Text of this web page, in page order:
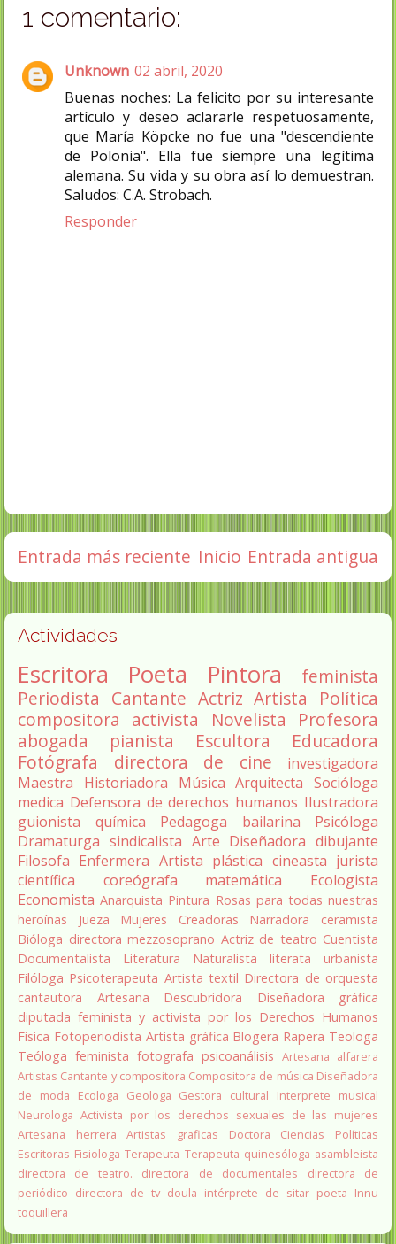
1 comentario:
Unknown 02 abril, 2020
Buenas noches: La felicito por su interesante
artículo y deseo aclararle respetuosamente,
que María Köpcke no fue una "descendiente
de Polonia". Ella fue siempre una legítima
alemana. Su vida y su obra así lo demuestran.
Saludos: C.A. Strobach.
Responder
Entrada más reciente Entrada antigua
Inicio
Actividades
Escritora Poeta Pintora
feminista
Periodista Cantante Actriz Artista
Política
compositora activista Novelista
Profesora
abogada
pianista Escultora
Educadora
Fotógrafa
directora de cine
investigadora
Maestra
Historiadora Música Arquitecta Socióloga
medica Defensora de derechos humanos Ilustradora
guionista
química Pedagoga bailarina
Psicóloga
Dramaturga sindicalista Arte Diseñadora dibujante
Filosofa Enfermera Artista plástica cineasta jurista
científica
coreógrafa matemática
Ecologista
Economista Anarquista Pintura Rosas para todas nuestras
heroínas
Jueza Mujeres Creadoras Narradora
ceramista
Bióloga directora mezzosoprano Actriz de teatro Cuentista
Documentalista
Literatura Naturalista literata
urbanista
Filóloga Psicoterapeuta Artista textil Directora de orquesta
cantautora
Artesana Descubridora
Diseñadora gráfica
diputada feminista y activista por los Derechos Humanos
Fisica Fotoperiodista Artista gráfica Blogera Rapera Teologa
Teóloga feminista fotografa psicoanálisis Artesana alfarera
Artistas Cantante y compositora Compositora de música Diseñadora
de moda
Ecologa Geologa Gestora cultural
Interprete musical
Neurologa Activista por los derechos sexuales de las mujeres
Artesana herrera
Artistas graficas
Doctora Ciencias Políticas
Escritoras Fisiologa Terapeuta Terapeuta quinesóloga asambleista
directora de teatro.
directora de documentales
directora de
periódico directora de tv doula intérprete de sitar poeta Innu
toquillera